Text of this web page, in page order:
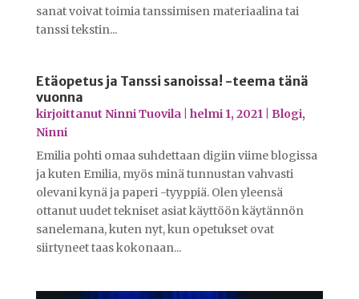
sanat voivat toimia tanssimisen materiaalina tai
tanssi tekstin...
Etäopetus ja Tanssi sanoissa! -teema tänä
vuonna
kirjoittanut Ninni Tuovila| helmi 1, 2021| Blogi,
Ninni
Emilia pohti omaa suhdettaan digiin viime blogissa
ja kuten Emilia, myös minä tunnustan vahvasti
olevani kynä ja paperi -tyyppiä. Olen yleensä
ottanut uudet tekniset asiat käyttöön käytännön
sanelemana, kuten nyt, kun opetukset ovat
siirtyneet taas kokonaan...